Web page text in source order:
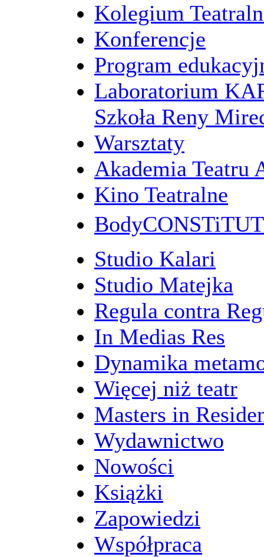
Kolegium
Konferencje
Program
Laboratorium
Szkoła Reny
Warsztaty
Akademia Teatru
Kino Teatralne
Studio Kalari
Studio Matejka
Regula contra
In Medias Res
Dynamika
Więcej niż teatr
Masters in
Wydawnictwo
Nowości
Książki
Zapowiedzi
Współpraca